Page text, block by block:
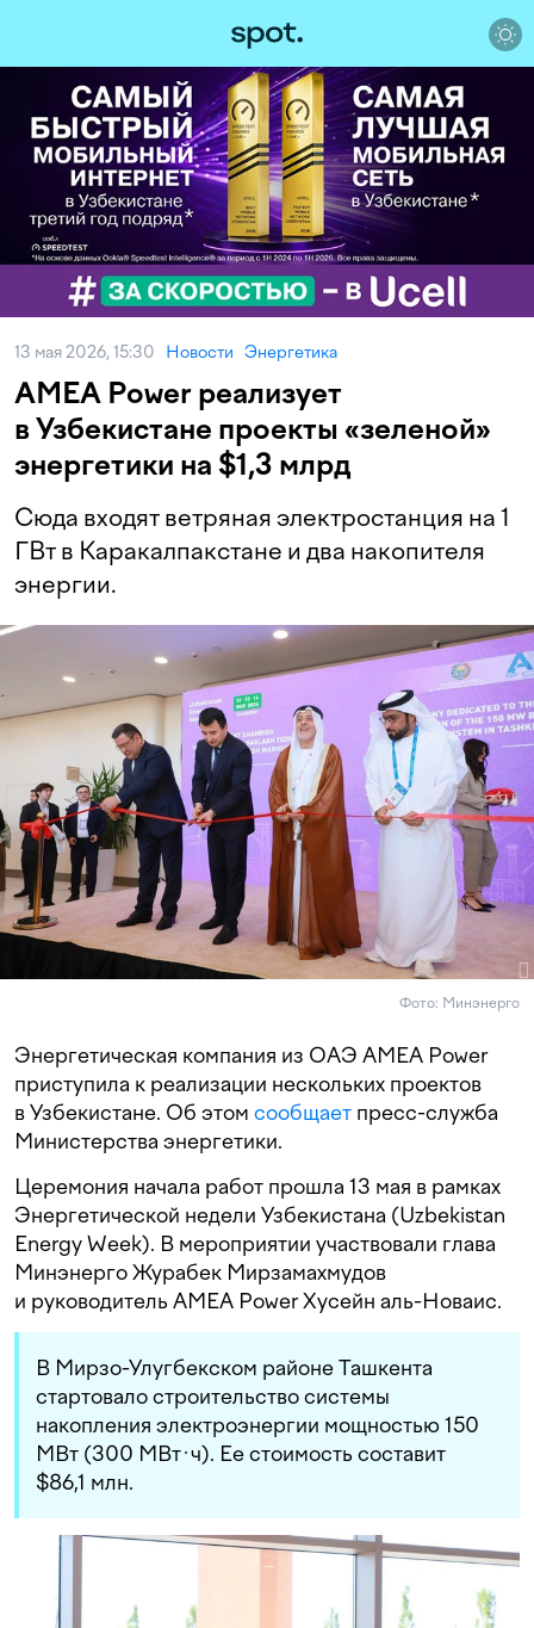
13 мая 2026, 15:30 Новости Энергетика
AMEA Power реализует
в Узбекистане проекты «зеленой»
энергетики на $1,3 млрд
Сюда входят ветряная электростанция на 1
ГВт в Каракалпакстане и два накопителя
энергии.
Фото: Минэнерго
Энергетическая компания из ОАЭ AMEA Power
приступила к реализации нескольких проектов
в Узбекистане. Об этом сообщает пресс-служба
Министерства энергетики.
Церемония начала работ прошла 13 мая в рамках
Энергетической недели Узбекистана (Uzbekistan
Energy Week). В мероприятии участвовали глава
Минэнерго Журабек Мирзамахмудов
и руководитель AMEA Power Хусейн аль-Новаис.
В Мирзо-Улугбекском районе Ташкента
стартовало строительство системы
накопления электроэнергии мощностью 150
МВт (300 МВт·ч). Ее стоимость составит
$86,1 млн.